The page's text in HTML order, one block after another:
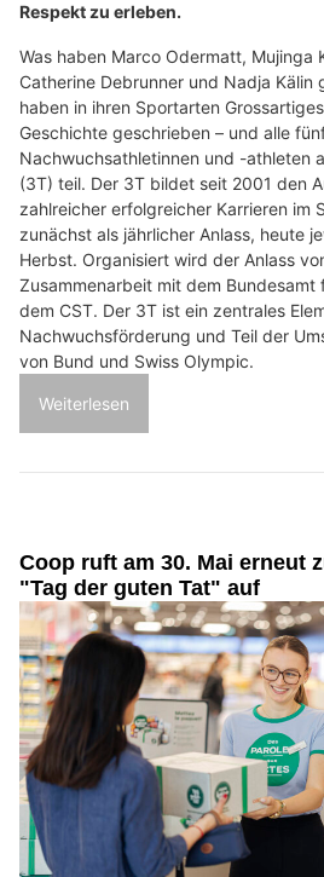
Respekt zu erleben.
Was haben Marco Odermatt, Mujinga
Catherine Debrunner und Nadja Kälin
haben in ihren Sportarten
Geschichte geschrieben – und alle
Nachwuchsathletinnen und -athleten
(3T) teil. Der 3T bildet seit 2001 den
zahlreicher erfolgreicher Karrieren im
zunächst als jährlicher Anlass, heute
Herbst. Organisiert wird der Anlass
Zusammenarbeit mit dem Bundesamt
dem CST. Der 3T ist ein zentrales
Nachwuchsförderung und Teil der
von Bund und Swiss Olympic.
Weiterlesen
Coop ruft am 30. Mai erneut
"Tag der guten Tat" auf